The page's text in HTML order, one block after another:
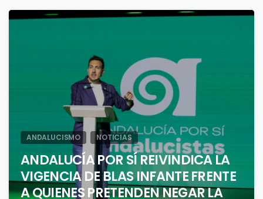
ANDALUCISMO NOTICIAS
ANDALUCÍA POR SÍ REIVINDICA LA
VIGENCIA DE BLAS INFANTE FRENTE
A QUIENES PRETENDEN NEGAR LA